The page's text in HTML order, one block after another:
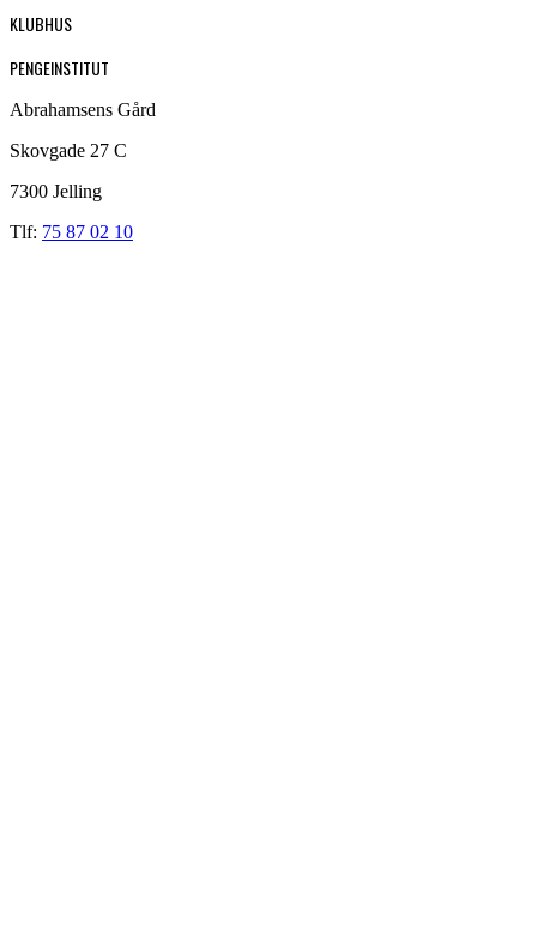
KLUBHUS
PENGEINSTITUT
Abrahamsens Gård
Skovgade 27 C
7300 Jelling
Tlf: 75 87 02 10